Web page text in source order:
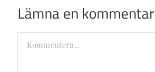
Lämna en kommentar
Kommentar